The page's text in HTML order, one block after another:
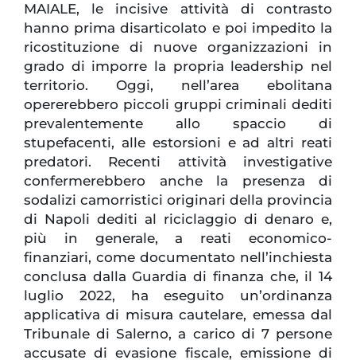
MAIALE, le incisive attività di contrasto
hanno prima disarticolato e poi impedito la
ricostituzione di nuove organizzazioni in
grado di imporre la propria leadership nel
territorio. Oggi, nell’area ebolitana
opererebbero piccoli gruppi criminali dediti
prevalentemente allo spaccio di
stupefacenti, alle estorsioni e ad altri reati
predatori. Recenti attività investigative
confermerebbero anche la presenza di
sodalizi camorristici originari della provincia
di Napoli dediti al riciclaggio di denaro e,
più in generale, a reati economico-
finanziari, come documentato nell’inchiesta
conclusa dalla Guardia di finanza che, il 14
luglio 2022, ha eseguito un’ordinanza
applicativa di misura cautelare, emessa dal
Tribunale di Salerno, a carico di 7 persone
accusate di evasione fiscale, emissione di